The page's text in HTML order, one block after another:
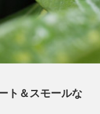
ト＆スモールな